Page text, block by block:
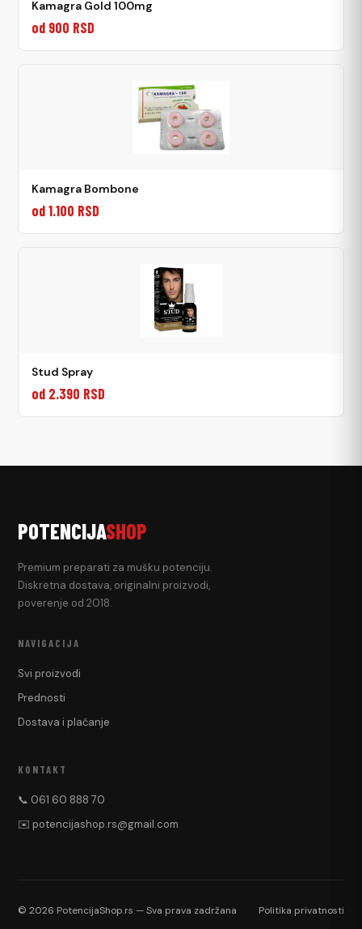
Kamagra Gold 100mg
od 900 RSD
Kamagra Bombone
od 1.100 RSD
Stud Spray
od 2.390 RSD
POTENCIJASHOP
Premium preparati za mušku potenciju.
Diskretna dostava, originalni proizvodi,
poverenje od 2018.
NAVIGACIJA
Svi proizvodi
Prednosti
Dostava i plaćanje
KONTAKT
📞 061 60 888 70
✉️ potencijashop.rs@gmail.com
© 2026 PotencijaShop.rs — Sva prava zadržana Politika privatnosti